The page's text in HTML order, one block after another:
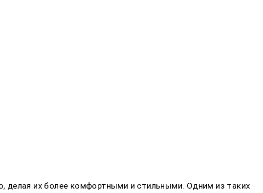
делая их более комфортными и стильными. Одним из таких